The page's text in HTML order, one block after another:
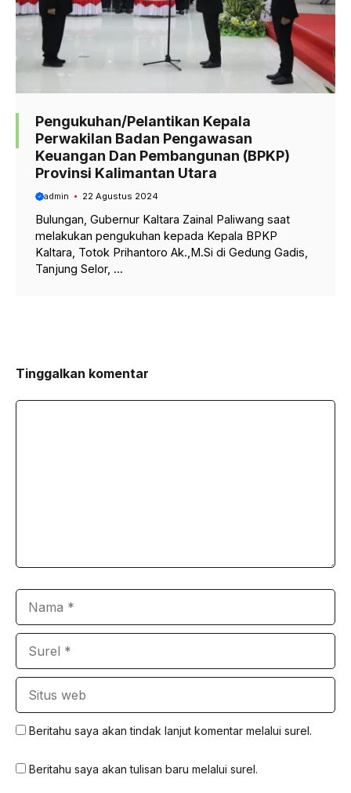
Pengukuhan/Pelantikan Kepala
Perwakilan Badan Pengawasan
Keuangan Dan Pembangunan (BPKP)
Provinsi Kalimantan Utara
admin 22 Agustus 2024
Bulungan, Gubernur Kaltara Zainal Paliwang saat
melakukan pengukuhan kepada Kepala BPKP
Kaltara, Totok Prihantoro Ak.,M.Si di Gedung Gadis,
Tanjung Selor, ...
Tinggalkan komentar
Beritahu saya akan tindak lanjut komentar melalui surel.
Beritahu saya akan tulisan baru melalui surel.